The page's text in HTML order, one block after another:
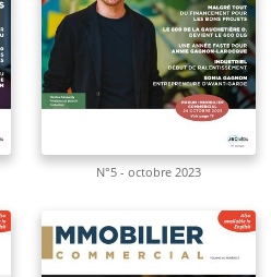
N°5 - octobre 2023